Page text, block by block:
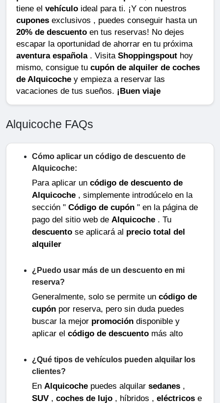
tiene el vehículo ideal para ti. ¡Y con nuestros
cupones exclusivos , puedes conseguir hasta un
20% de descuento en tus reservas! No dejes
escapar la oportunidad de ahorrar en tu próxima
aventura española. Visita Shoppingspout hoy
mismo, consigue tu cupón de alquiler de coches
de Alquicoche y empieza a reservar las
vacaciones de tus sueños. ¡Buen viaje
Alquicoche FAQs
Cómo aplicar un código de descuento de
Alquicoche:
Para aplicar un código de descuento de
Alquicoche , simplemente introdúcelo en la
sección " Código de cupón " en la página de
pago del sitio web de Alquicoche . Tu
descuento se aplicará al precio total del
alquiler
¿Puedo usar más de un descuento en mi
reserva?
Generalmente, solo se permite un código de
cupón por reserva, pero sin duda puedes
buscar la mejor promoción disponible y
aplicar el código de descuento más alto
¿Qué tipos de vehículos pueden alquilar los
clientes?
En Alquicoche puedes alquilar sedanes ,
SUV , coches de lujo , híbridos , eléctricos e